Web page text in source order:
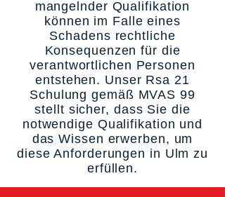
mangelnder Qualifikation
können im Falle eines
Schadens rechtliche
Konsequenzen für die
verantwortlichen Personen
entstehen. Unser Rsa 21
Schulung gemäß MVAS 99
stellt sicher, dass Sie die
notwendige Qualifikation und
das Wissen erwerben, um
diese Anforderungen in Ulm zu
erfüllen.